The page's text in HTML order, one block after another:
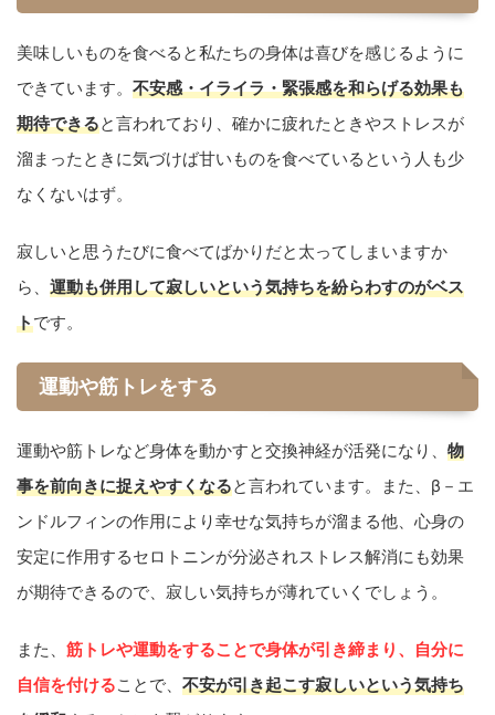
美味しいものを食べると私たちの身体は喜びを感じるように
できています。 不安感・イライラ・緊張感を和らげる効果も
期待できると言われており、確かに疲れたときやストレスが
溜まったときに気づけば甘いものを食べているという人も少
なくないはず。
寂しいと思うたびに食べてばかりだと太ってしまいますか
ら、 運動も併用して寂しいという気持ちを紛らわすのがベス
トです。
運動や筋トレをする
運動や筋トレなど身体を動かすと交換神経が活発になり、 物
事を前向きに捉えやすくなると言われています。また、β－エ
ンドルフィンの作用により幸せな気持ちが溜まる他、心身の
安定に作用するセロトニンが分泌されストレス解消にも効果
が期待できるので、寂しい気持ちが薄れていくでしょう。
また、 筋トレや運動をすることで身体が引き締まり、自分に
自信を付けることで、 不安が引き起こす寂しいという気持ち